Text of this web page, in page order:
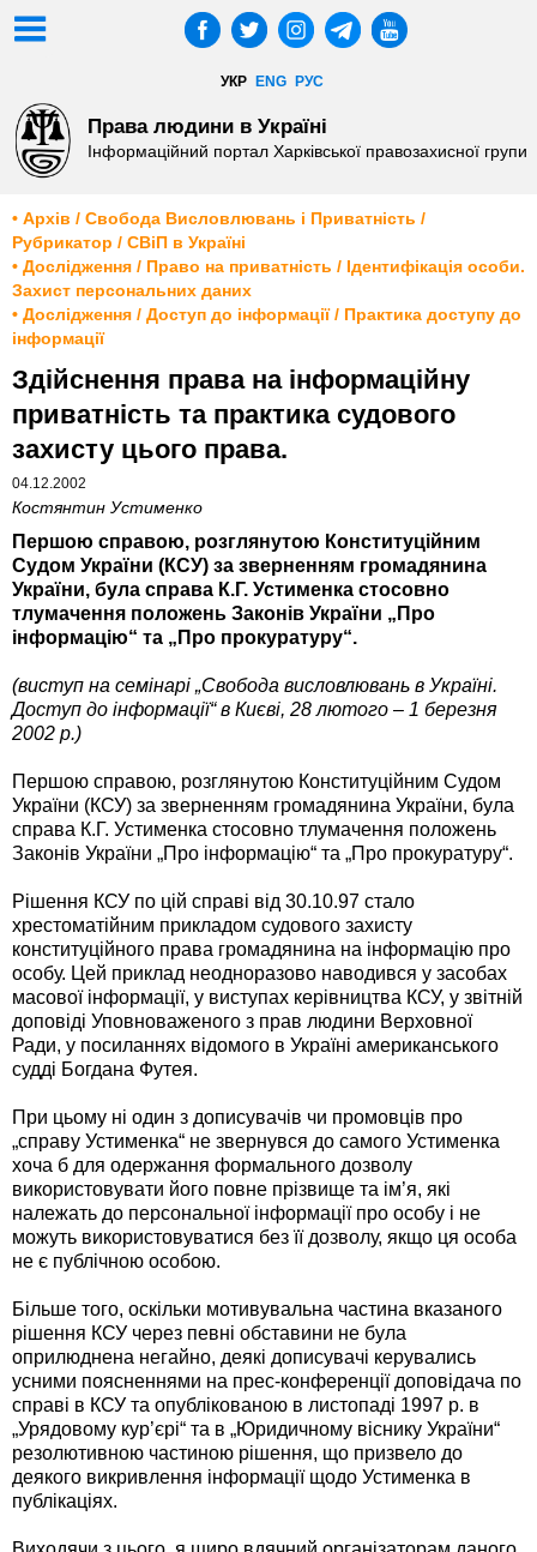
УКР ENG РУС
Права людини в Україні
Інформаційний портал Харківської правозахисної групи
• Архів / Свобода Висловлювань і Приватність /
Рубрикатор / СВіП в Україні
• Дослідження / Право на приватність / Ідентифікація особи.
Захист персональних даних
• Дослідження / Доступ до інформації / Практика доступу до
інформації
Здійснення права на інформаційну
приватність та практика судового
захисту цього права.
04.12.2002
Костянтин Устименко
Першою справою, розглянутою Конституційним
Судом України (КСУ) за зверненням громадянина
України, була справа К.Г. Устименка стосовно
тлумачення положень Законів України „Про
інформацію“ та „Про прокуратуру“.
(виступ на семінарі „Свобода висловлювань в Україні.
Доступ до інформації“ в Києві, 28 лютого – 1 березня
2002 р.)
Першою справою, розглянутою Конституційним Судом
України (КСУ) за зверненням громадянина України, була
справа К.Г. Устименка стосовно тлумачення положень
Законів України „Про інформацію“ та „Про прокуратуру“.
Рішення КСУ по цій справі від 30.10.97 стало
хрестоматійним прикладом судового захисту
конституційного права громадянина на інформацію про
особу. Цей приклад неодноразово наводився у засобах
масової інформації, у виступах керівництва КСУ, у звітній
доповіді Уповноваженого з прав людини Верховної
Ради, у посиланнях відомого в Україні американського
судді Богдана Футея.
При цьому ні один з дописувачів чи промовців про
„справу Устименка“ не звернувся до самого Устименка
хоча б для одержання формального дозволу
використовувати його повне прізвище та ім’я, які
належать до персональної інформації про особу і не
можуть використовуватися без її дозволу, якщо ця особа
не є публічною особою.
Більше того, оскільки мотивувальна частина вказаного
рішення КСУ через певні обставини не була
оприлюднена негайно, деякі дописувачі керувались
усними поясненнями на прес-конференції доповідача по
справі в КСУ та опублікованою в листопаді 1997 р. в
„Урядовому кур’єрі“ та в „Юридичному віснику України“
резолютивною частиною рішення, що призвело до
деякого викривлення інформації щодо Устименка в
публікаціях.